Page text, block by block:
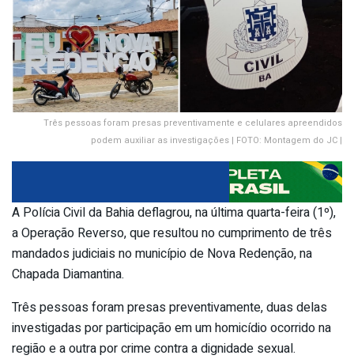
Três pessoas foram presas preventivamente e celulares apreendidos
podem auxiliar as investigações | FOTO: Montagem do JC |
A Polícia Civil da Bahia deflagrou, na última quarta-feira (1º),
a Operação Reverso, que resultou no cumprimento de três
mandados judiciais no município de Nova Redenção, na
Chapada Diamantina.
Três pessoas foram presas preventivamente, duas delas
investigadas por participação em um homicídio ocorrido na
região e a outra por crime contra a dignidade sexual.